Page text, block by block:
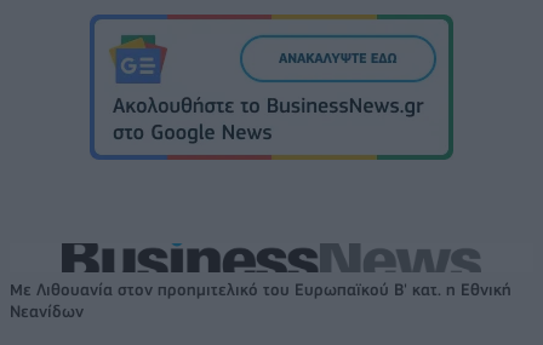
Με Λιθουανία στον προημιτελικό του Ευρωπαϊκού Β' κατ. η Εθνική
Νεανίδων